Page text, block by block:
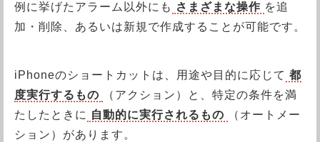
例に挙げたアラーム以外にも さまざまな操作 を追
加・削除、あるいは新規で作成することが可能です。
iPhoneのショートカットは、用途や目的に応じて 都
度実行するもの
（アクション）と、特定の条件を満
たしたときに 自動的に実行されるもの
（オートメー
ション）があります。